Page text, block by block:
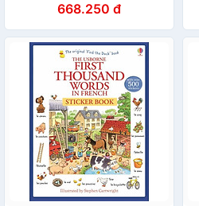
668.250 đ